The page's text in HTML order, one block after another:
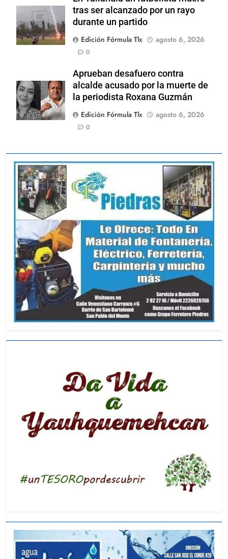
tras ser alcanzado por un rayo
durante un partido
Edición Fórmula Tlx
agosto 6, 2026
0
Aprueban desafuero contra
alcalde acusado por la muerte de
la periodista Roxana Guzmán
Edición Fórmula Tlx
agosto 6, 2026
0